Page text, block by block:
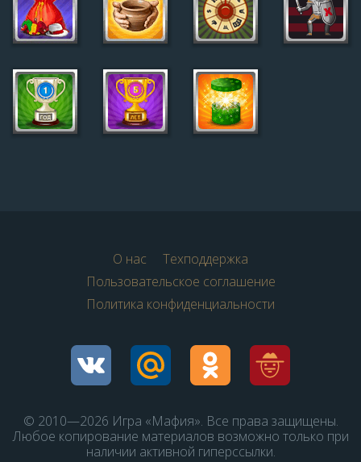
О нас
Техподдержка
Пользовательское соглашение
Политика конфиденциальности
© 2010—2026 Игра «Мафия». Все права защищены.
Любое копирование материалов возможно только при
наличии активной гиперссылки.